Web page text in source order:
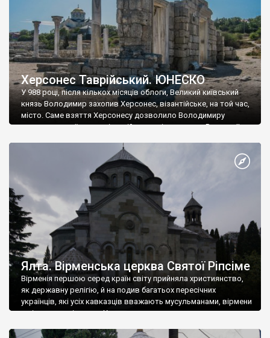
Херсонес Таврійський. ЮНЕСКО
У 988 році, після кількох місяців облоги, Великий київський
князь Володимир захопив Херсонес, візантійське, на той час,
місто. Саме взяття Херсонесу дозволило Володимиру
диктувати свої умови візантійському імператору Василю ІІ, та
Херсонесі Володимир-язичник, став Василем-християнином.
А потім було Хрещення Русі. На честь Херсонесу Таврійського
Ялта. Вірменська церква Святої Ріпсіме
Вірменія першою серед країн світу прийняла християнство,
як державну релігію, й на подив багатьох пересічних
українців, які усіх кавказців вважають мусульманами, вірмени
є відданими вірянами Христа